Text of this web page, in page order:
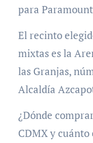
para
El recinto
mixtas es la
las Granjas,
Alcaldía
¿Dónde
CDMX y cuánto